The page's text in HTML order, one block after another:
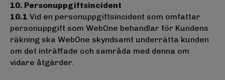
10. Personuppgiftsincident
10.1 Vid en personuppgiftsincident som omfattar
personuppgift som WebOne behandlar för Kundens
räkning ska WebOne skyndsamt underrätta kunden
om det inträffade och samråda med denna om
vidare åtgärder.